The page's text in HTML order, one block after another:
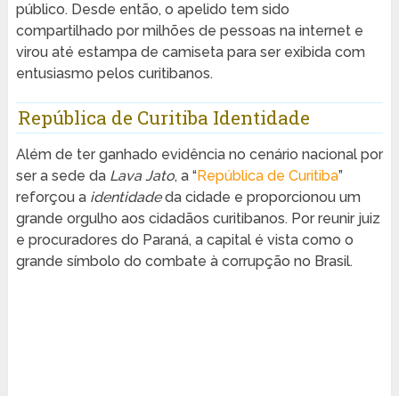
público. Desde então, o apelido tem sido
compartilhado por milhões de pessoas na internet e
virou até estampa de camiseta para ser exibida com
entusiasmo pelos curitibanos.
República de Curitiba Identidade
Além de ter ganhado evidência no cenário nacional por
ser a sede da Lava Jato, a “República de Curitiba”
reforçou aidentidadeda cidade e proporcionou um
grande orgulho aos cidadãos curitibanos. Por reunir juiz
e procuradores do Paraná, a capital é vista como o
grande símbolo do combate à corrupção no Brasil.